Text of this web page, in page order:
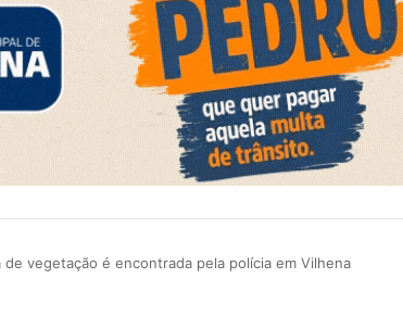
vegetação é encontrada pela polícia em Vilhena